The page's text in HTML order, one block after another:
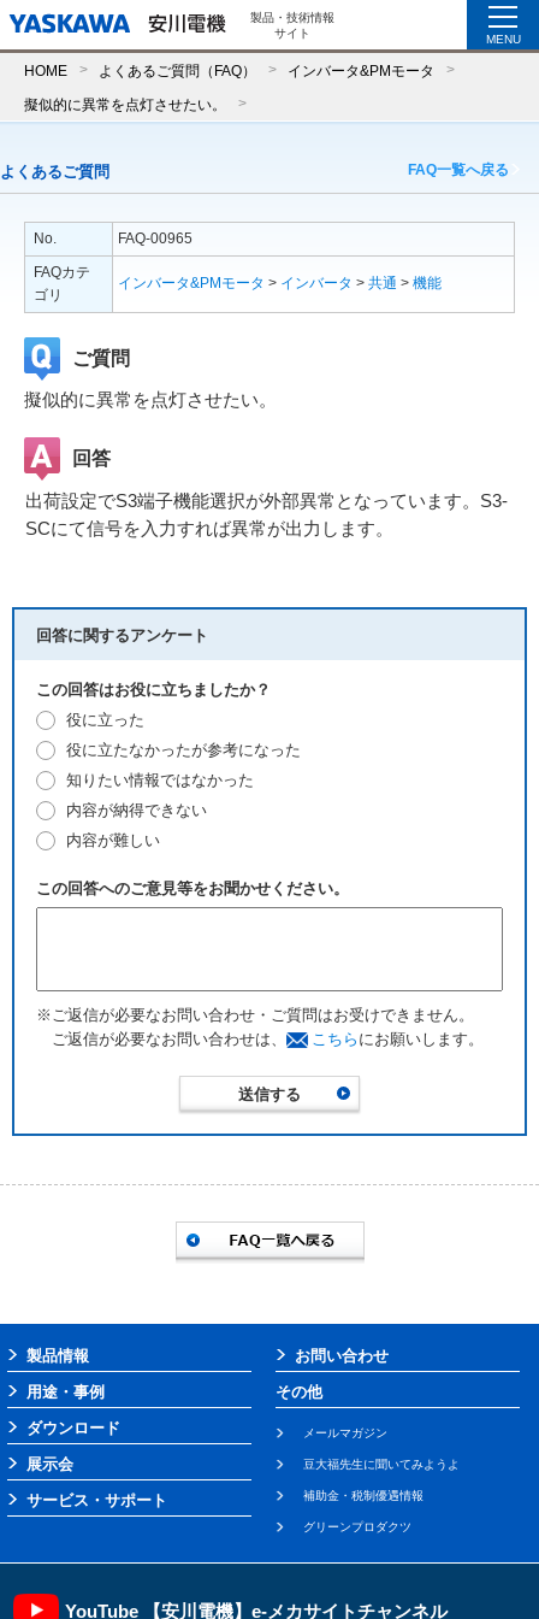
製品・技術情報
サイト
MENU
HOME よくあるご質問（FAQ） インバータ&PMモータ
擬似的に異常を点灯させたい。
よくあるご質問 FAQ一覧へ戻る
No.
FAQ-00965
FAQカテ
ゴリ
インバータ&PMモータ > インバータ > 共通 > 機能
ご質問
擬似的に異常を点灯させたい。
回答
出荷設定でS3端子機能選択が外部異常となっています。S3-
SCにて信号を入力すれば異常が出力します。
回答に関するアンケート
この回答はお役に立ちましたか？
役に立った
役に立たなかったが参考になった
知りたい情報ではなかった
内容が納得できない
内容が難しい
この回答へのご意見等をお聞かせください。
※ご返信が必要なお問い合わせ・ご質問はお受けできません。
ご返信が必要なお問い合わせは、
こちら にお願いします。
製品情報
用途・事例
ダウンロード
展示会
サービス・サポート
お問い合わせ
その他
メールマガジン
豆大福先生に聞いてみようよ
補助金・税制優遇情報
グリーンプロダクツ
YouTube 【安川電機】e-メカサイトチャンネル